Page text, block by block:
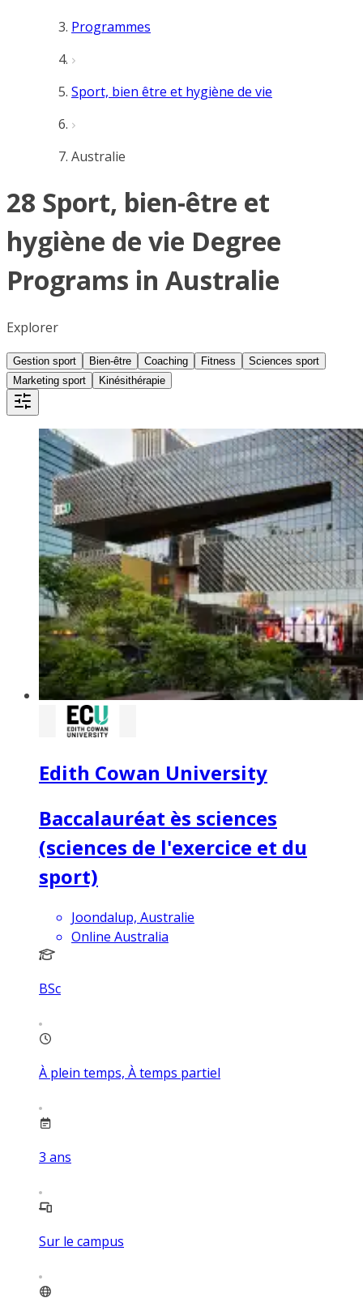
Programmes
Sport, bien être et hygiène de vie
Australie
28 Sport, bien-être et
hygiène de vie Degree
Programs in Australie
Explorer
Gestion sport Bien-être Coaching Fitness
Sciences sport
Marketing sport
Kinésithérapie
Edith Cowan University
Baccalauréat ès sciences
(sciences de l'exercice et du
sport)
Joondalup, Australie
Online Australia
BSc
À plein temps, À temps partiel
3 ans
Sur le campus